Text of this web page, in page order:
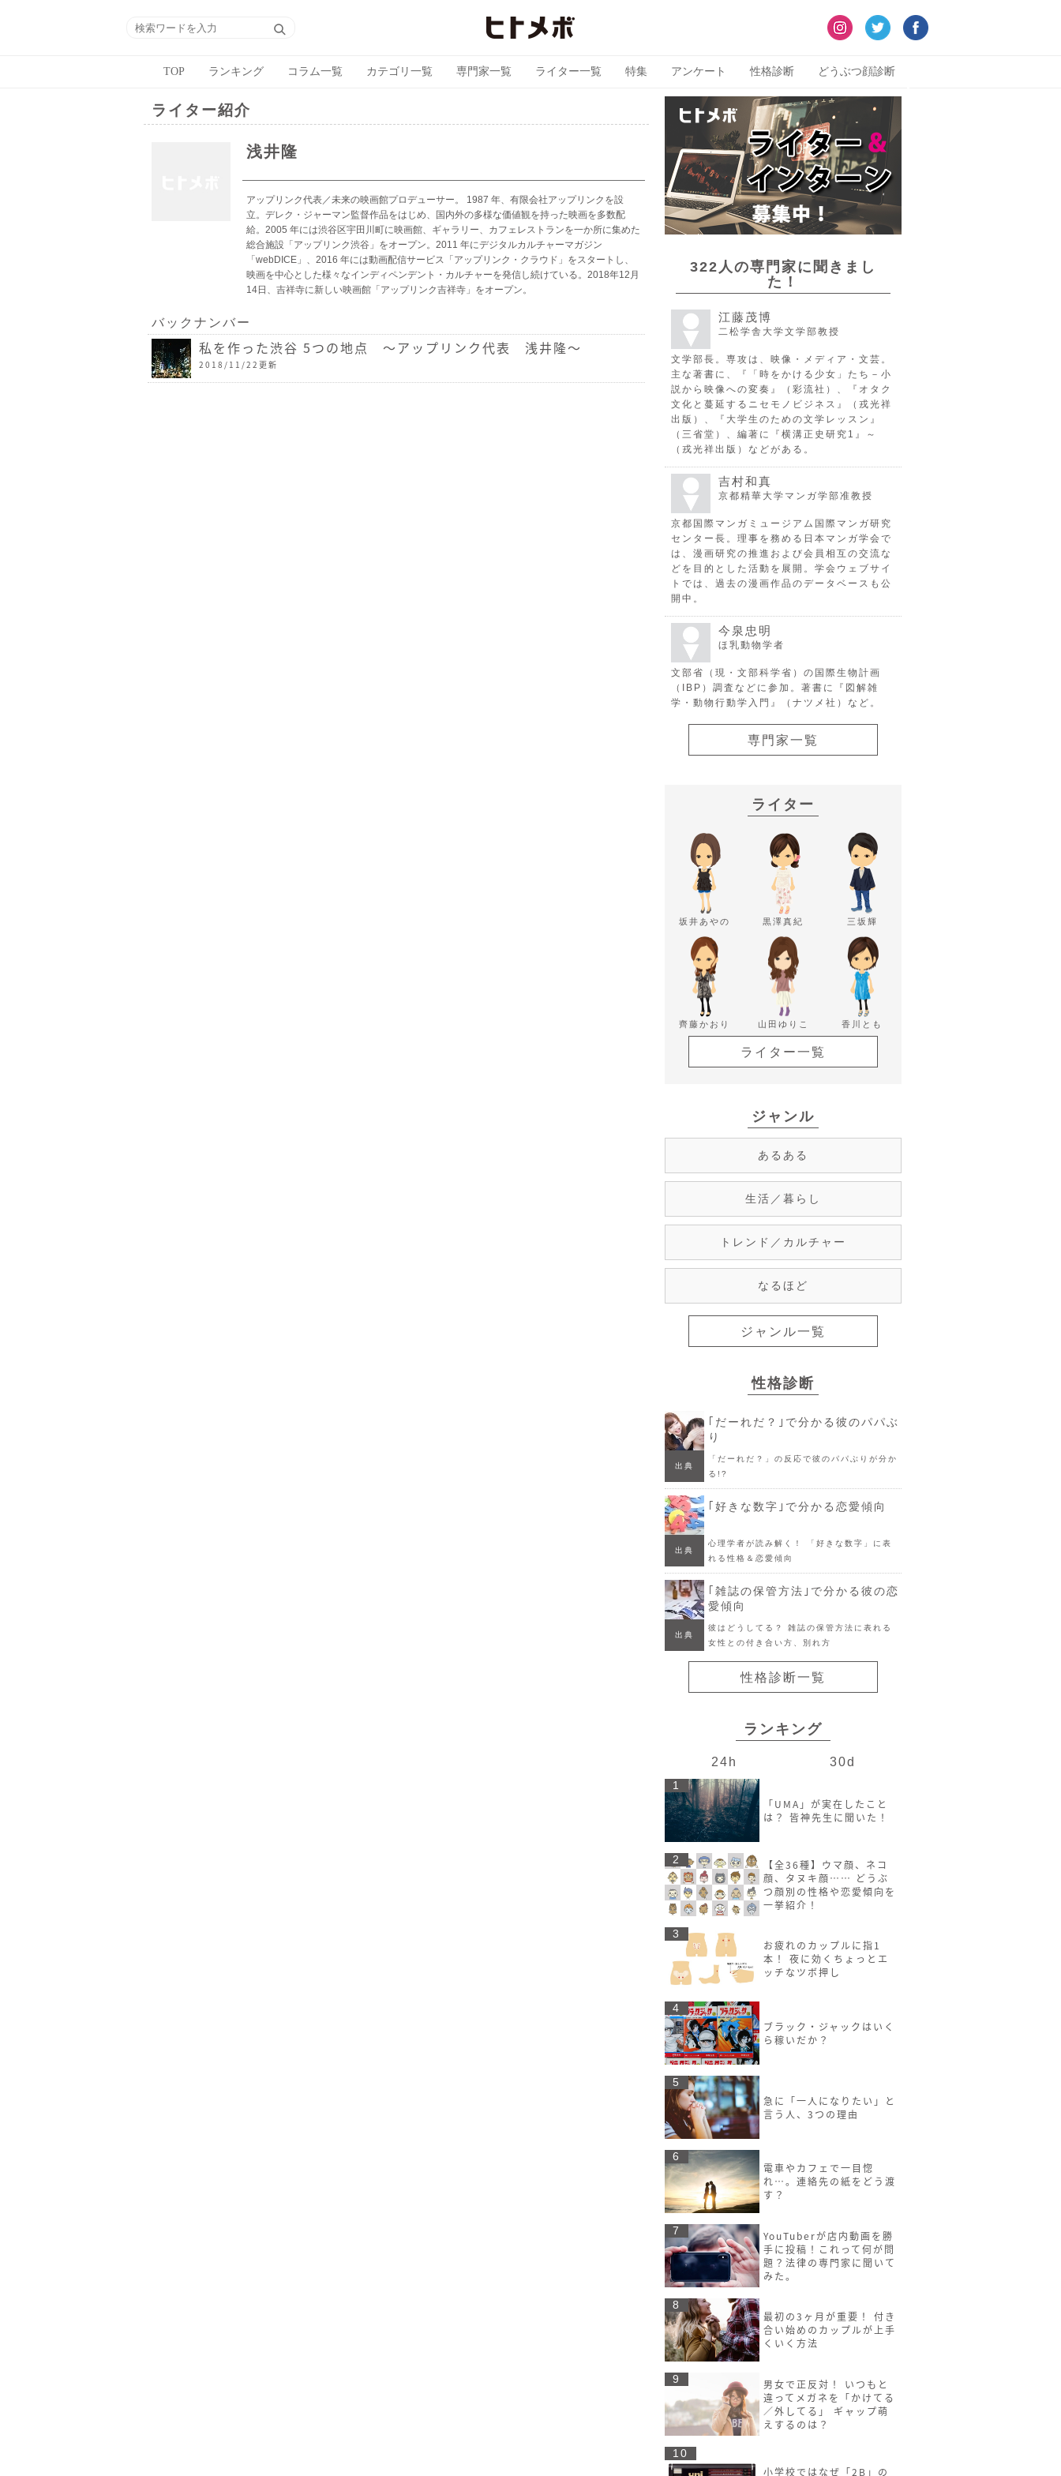
TOP ランキング コラム一覧 カテゴリ一覧 専門家一覧 ライター一覧 特集 アンケート 性格診断 どうぶつ顔診断
ライター紹介
浅井隆
アップリンク代表／未来の映画館プロデューサー。 1987 年、有限会社アップリンクを設
立。デレク・ジャーマン監督作品をはじめ、国内外の多様な価値観を持った映画を多数配
給。2005 年には渋谷区宇田川町に映画館、ギャラリー、カフェレストランを一か所に集めた
総合施設「アップリンク渋谷」をオープン。2011 年にデジタルカルチャーマガジン
「webDICE」、2016 年には動画配信サービス「アップリンク・クラウド」をスタートし、
映画を中心とした様々なインディペンデント・カルチャーを発信し続けている。2018年12月
14日、吉祥寺に新しい映画館「アップリンク吉祥寺」をオープン。
バックナンバー
私を作った渋谷 5つの地点 〜アップリンク代表 浅井隆〜
2018/11/22更新
322人の専門家に聞きまし
た！
江藤茂博
二松学舎大学文学部教授
文学部長。専攻は、映像・メディア・文芸。
主な著書に、『「時をかける少女」たち－小
説から映像への変奏』（彩流社）、『オタク
文化と蔓延するニセモノビジネス』（戎光祥
出版）、『大学生のための文学レッスン』
（三省堂）、編著に『横溝正史研究1』～
（戎光祥出版）などがある。
吉村和真
京都精華大学マンガ学部准教授
京都国際マンガミュージアム国際マンガ研究
センター長。理事を務める日本マンガ学会で
は、漫画研究の推進および会員相互の交流な
どを目的とした活動を展開。学会ウェブサイ
トでは、過去の漫画作品のデータベースも公
開中。
今泉忠明
ほ乳動物学者
文部省（現・文部科学省）の国際生物計画
（IBP）調査などに参加。著書に『図解雑
学・動物行動学入門』（ナツメ社）など。
専門家一覧
ライター
坂井あやの 黒澤真紀 三坂輝
齊藤かおり 山田ゆりこ 香川とも
ライター一覧
ジャンル
あるある
生活／暮らし
トレンド／カルチャー
なるほど
ジャンル一覧
性格診断
｢だーれだ？｣で分かる彼のパパぶ
り
出典
「だーれだ？」の反応で彼のパパぶりが分か
る!?
｢好きな数字｣で分かる恋愛傾向
出典
心理学者が読み解く！ 「好きな数字」に表
れる性格＆恋愛傾向
｢雑誌の保管方法｣で分かる彼の恋
愛傾向
出典
彼はどうしてる？ 雑誌の保管方法に表れる
女性との付き合い方、別れ方
性格診断一覧
ランキング
24h 30d
1
「UMA」が実在したこと
は？ 皆神先生に聞いた！
2
【全36種】ウマ顔、ネコ
顔、タヌキ顔…… どうぶ
つ顔別の性格や恋愛傾向を
一挙紹介！
3
お疲れのカップルに指1
本！ 夜に効くちょっとエ
ッチなツボ押し
4
ブラック・ジャックはいく
ら稼いだか？
5
急に「一人になりたい」と
言う人、3つの理由
6
電車やカフェで一目惚
れ…。連絡先の紙をどう渡
す？
7
YouTuberが店内動画を勝
手に投稿！これって何が問
題？法律の専門家に聞いて
みた。
8
最初の3ヶ月が重要！ 付き
合い始めのカップルが上手
くいく方法
9
男女で正反対！ いつもと
違ってメガネを「かけてる
／外してる」 ギャップ萌
えするのは？
10
小学校ではなぜ「2B」の